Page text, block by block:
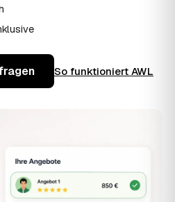
So funktioniert AWL